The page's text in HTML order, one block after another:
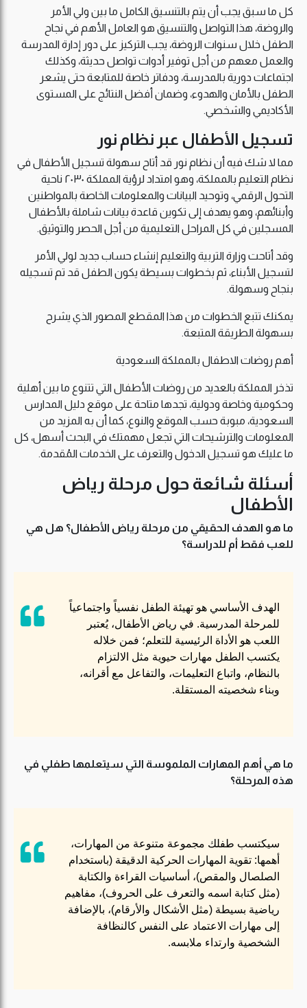
كل ما سبق يجب أن يتم بالتنسيق الكامل ما بين ولي الأمر
والروضة، هذا التواصل والتنسيق هو العامل الأهم في نجاح
الطفل خلال سنوات الروضة، يجب التركيز على دور إدارة المدرسة
والعمل معهم من أجل توفير أدوات تواصل حديثة، وكذلك
اجتماعات دورية بالمدرسة، ودفاتر خاصة للمتابعة حتى يشعر
الطفل بالأمان والهدوء، وضمان أفضل النتائج على المستوى
الأكاديمي والشخصي.
تسجيل الأطفال عبر نظام نور
مما لا شك فيه أن نظام نور قد أتاح سهولة تسجيل الأطفال في
نظام التعليم بالمملكة، وهو امتداد لرؤية المملكة ٢٠٣٠ ناحية
التحول الرقمي، وتوحيد البيانات والمعلومات الخاصة بالمواطنين
وأبنائهم، وهو يهدف إلى تكوين قاعدة بيانات شاملة بالأطفال
المسجلين في كل المراحل التعليمية من أجل الحصر والتوثيق.
وقد أتاحت وزارة التربية والتعليم إنشاء حساب جديد لولي الأمر
لتسجيل الأبناء، ثم بخطوات بسيطة يكون الطفل قد تم تسجيله
بنجاح وسهولة.
يمكنك تتبع الخطوات من هذا المقطع المصور الذي يشرح
بسهولة الطريقة المتبعة.
أهم روضات الاطفال بالمملكة السعودية
تذخر المملكة بالعديد من روضات الأطفال التي تتنوع ما بين أهلية
وحكومية وخاصة ودولية، تجدها متاحة على موقع دليل المدارس
السعودية، مبوبة حسب الموقع والنوع، كما أن به المزيد من
المعلومات والترشيحات التي تجعل مهمتك في البحث أسهل، كل
ما عليك هو تسجيل الدخول والتعرف على الخدمات المُقدمة.
أسئلة شائعة حول مرحلة رياض
الأطفال
ما هو الهدف الحقيقي من مرحلة رياض الأطفال؟ هل هي
للعب فقط أم للدراسة؟
الهدف الأساسي هو تهيئة الطفل نفسياً واجتماعياً
للمرحلة المدرسية. في رياض الأطفال، يُعتبر
اللعب هو الأداة الرئيسية للتعلم؛ فمن خلاله
يكتسب الطفل مهارات حيوية مثل الالتزام
بالنظام، واتباع التعليمات، والتفاعل مع أقرانه،
وبناء شخصيته المستقلة.
ما هي أهم المهارات الملموسة التي سيتعلمها طفلي في
هذه المرحلة؟
سيكتسب طفلك مجموعة متنوعة من المهارات،
أهمها: تقوية المهارات الحركية الدقيقة (باستخدام
الصلصال والمقص)، أساسيات القراءة والكتابة
(مثل كتابة اسمه والتعرف على الحروف)، مفاهيم
رياضية بسيطة (مثل الأشكال والأرقام)، بالإضافة
إلى مهارات الاعتماد على النفس كالنظافة
الشخصية وارتداء ملابسه.